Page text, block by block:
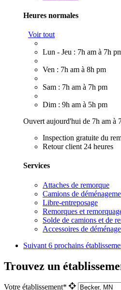
Heures normales
Voir tout
Lun - Jeu : 7h am à 7h
Ven : 7h am à 8h pm
Sam : 7h am à 7h pm
Dim : 9h am à 5h pm
Ouvert aujourd'hui de 7h am à
Inspection gratuite du
Retour client 24 heures
Services
Attaches de remorque
Camions de
Libre-entreposage
Remorques et
Solde de camions et de
Accessoires de
Suivant 6 prochains
Trouvez un
Votre établissement*